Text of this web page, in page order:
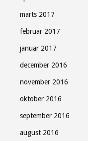
marts 2017
februar 2017
januar 2017
december 2016
november 2016
oktober 2016
september 2016
august 2016